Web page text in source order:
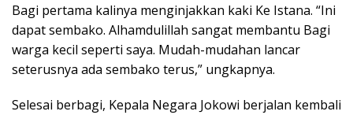
Bagi pertama kalinya menginjakkan kaki Ke Istana. “Ini
dapat sembako. Alhamdulillah sangat membantu Bagi
warga kecil seperti saya. Mudah-mudahan lancar
seterusnya ada sembako terus,” ungkapnya.
Selesai berbagi, Kepala Negara Jokowi berjalan kembali